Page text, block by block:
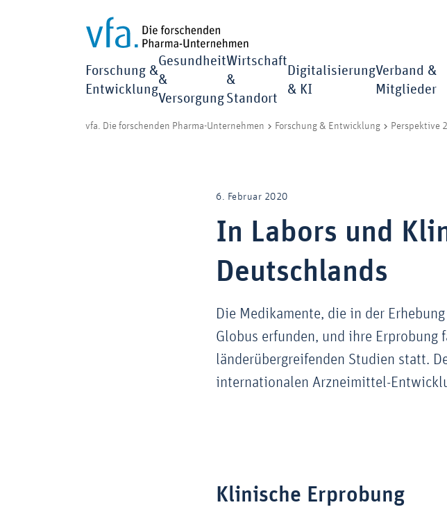
Forschung &
Entwicklung
Gesundheit
&
Versorgung
Wirtschaft
&
Standort
Digitalisierung
& KI
Verband &
Mitglieder
vfa. Die forschenden Pharma-Unternehmen Forschung & Entwicklung Perspektive
6. Februar 2020
In Labors und
Deutschlands
Die Medikamente, die in der
Globus erfunden, und ihre Erprobung
länderübergreifenden Studien statt.
internationalen Arzneimittel-
Klinische Erprobung